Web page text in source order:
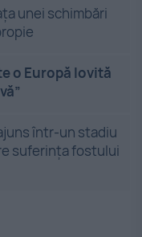
unei schimbări
o Europă lovită
într-un stadiu
suferința fostului